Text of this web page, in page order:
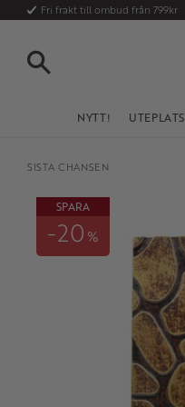
Fri frakt till ombud från 799kr
NYTT! UTEPLATS
SISTA CHANSEN
SPARA
20 %